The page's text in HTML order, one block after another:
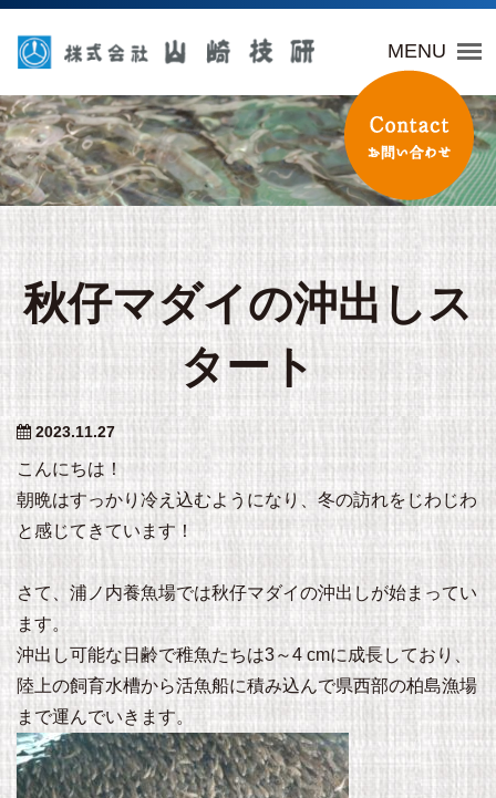
MENU
秋仔マダイの沖出しス
タート
2023.11.27
こんにちは！
朝晩はすっかり冷え込むようになり、冬の訪れをじわじわ
と感じてきています！
さて、浦ノ内養魚場では秋仔マダイの沖出しが始まってい
ます。
沖出し可能な日齢で稚魚たちは3～4 cmに成長しており、
陸上の飼育水槽から活魚船に積み込んで県西部の柏島漁場
まで運んでいきます。